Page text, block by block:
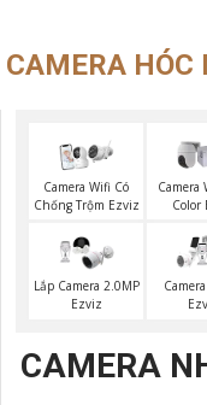
CAMERA HÓC
Camera Wifi Có
Chống Trộm Ezviz
Camera
Color
Lắp Camera 2.0MP
Ezviz
CAMERA